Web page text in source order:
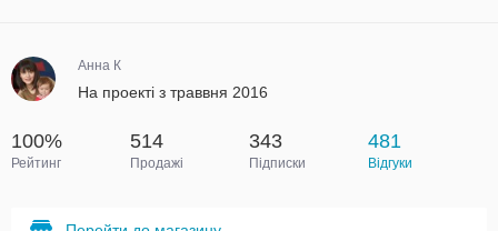
Анна К
На проекті з траввня 2016
100%
Рейтинг
514
Продажі
343
Підписки
481
Відгуки